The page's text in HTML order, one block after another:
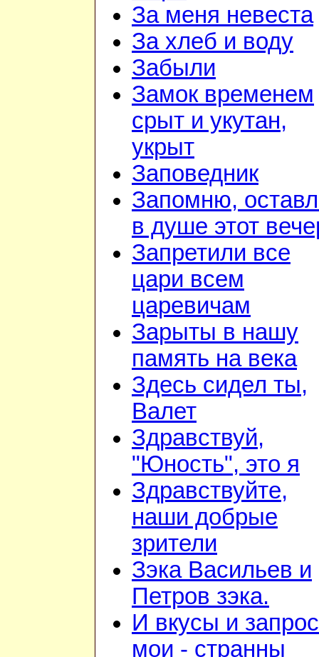
За меня невеста
За хлеб и воду
Забыли
Замок временем
срыт и укутан,
укрыт
Заповедник
Запомню,
в душе этот
Запретили все
цари всем
царевичам
Зарыты в нашу
память на века
Здесь сидел ты,
Валет
Здравствуй,
"Юность", это я
Здравствуйте,
наши добрые
зрители
Зэка Васильев и
Петров зэка.
И вкусы и
мои - странны